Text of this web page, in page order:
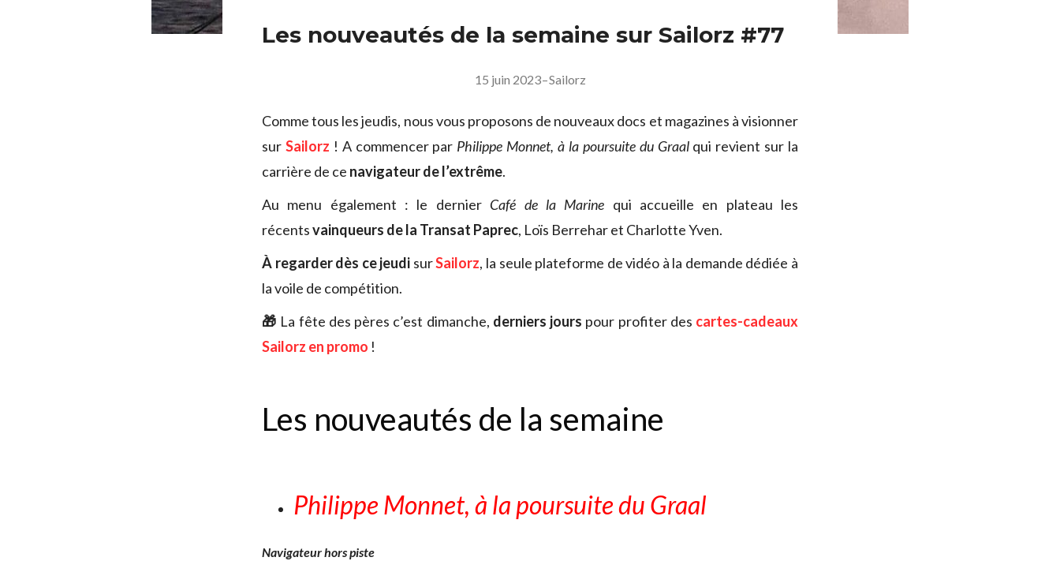
Les nouveautés de la semaine sur Sailorz #77
15 juin 2023–Sailorz
Comme tous les jeudis, nous vous proposons de nouveaux docs et magazines à visionner
sur Sailorz ! A commencer par Philippe Monnet, à la poursuite du Graalqui revient sur la
carrière de ce navigateur de l’extrême.
Au menu également : le dernier Café de la Marine qui accueille en plateau les
récentsvainqueurs de la Transat Paprec, Loïs Berrehar et Charlotte Yven.
À regarderdès ce jeudi surSailorz, la seule plateforme de vidéo à la demande dédiée à
la voile de compétition.
🎁 La fête des pères c’est dimanche, derniers jours pour profiter des cartes-cadeaux
Sailorz en promo !
Les nouveautés de la semaine
Philippe Monnet, à la poursuite du Graal
Navigateur hors piste